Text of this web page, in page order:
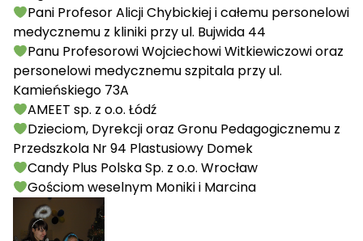
Pani Profesor Alicji Chybickiej i całemu personelowi
medycznemu z kliniki przy ul. Bujwida 44
Panu Profesorowi Wojciechowi Witkiewiczowi oraz
personelowi medycznemu szpitala przy ul.
Kamieńskiego 73A
AMEET sp. z o.o. Łódź
Dzieciom, Dyrekcji oraz Gronu Pedagogicznemu z
Przedszkola Nr 94 Plastusiowy Domek
Candy Plus Polska Sp. z o.o. Wrocław
Gościom weselnym Moniki i Marcina